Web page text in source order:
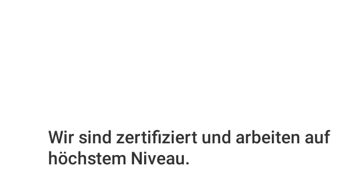
Wir sind zertifiziert und arbeiten auf
höchstem Niveau.